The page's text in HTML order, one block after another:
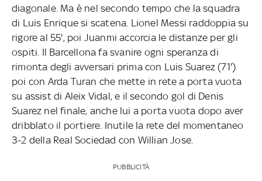
diagonale. Ma è nel secondo tempo che la squadra
di Luis Enrique si scatena. Lionel Messi raddoppia su
rigore al 55', poi Juanmi accorcia le distanze per gli
ospiti. Il Barcellona fa svanire ogni speranza di
rimonta degli avversari prima con Luis Suarez (71')
poi con Arda Turan che mette in rete a porta vuota
su assist di Aleix Vidal, e il secondo gol di Denis
Suarez nel finale, anche lui a porta vuota dopo aver
dribblato il portiere. Inutile la rete del momentaneo
3-2 della Real Sociedad con Willian Jose.
PUBBLICITÀ